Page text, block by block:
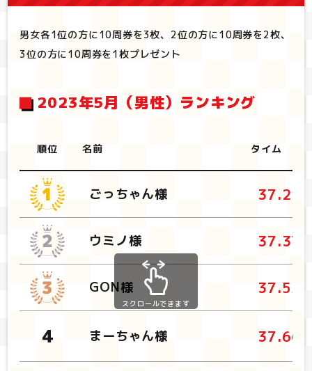
男女各1位の方に10周券を3枚、2位の方に10周券を2枚、
3位の方に10周券を1枚プレゼント
2023年5月（男性）ランキング
順位 名前 タイム
ごっちゃん様
ウミノ様
GON様
まーちゃん様
スクロールできます